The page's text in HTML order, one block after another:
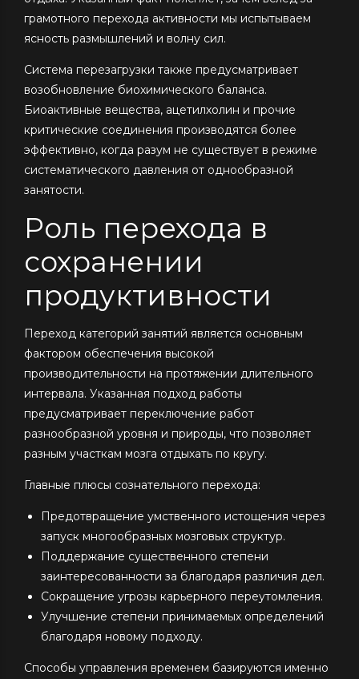
грамотного перехода активности мы испытываем
ясность размышлений и волну сил.
Система перезагрузки также предусматривает
возобновление биохимического баланса.
Биоактивные вещества, ацетилхолин и прочие
критические соединения производятся более
эффективно, когда разум не существует в режиме
систематического давления от однообразной
занятости.
Роль перехода в
сохранении
продуктивности
Переход категорий занятий является основным
фактором обеспечения высокой
производительности на протяжении длительного
интервала. Указанная подход работы
предусматривает переключение работ
разнообразной уровня и природы, что позволяет
разным участкам мозга отдыхать по кругу.
Главные плюсы сознательного перехода:
Предотвращение умственного истощения через
запуск многообразных мозговых структур.
Поддержание существенного степени
заинтересованности за благодаря различия дел.
Сокращение угрозы карьерного переутомления.
Улучшение степени принимаемых определений
благодаря новому подходу.
Способы управления временем базируются именно